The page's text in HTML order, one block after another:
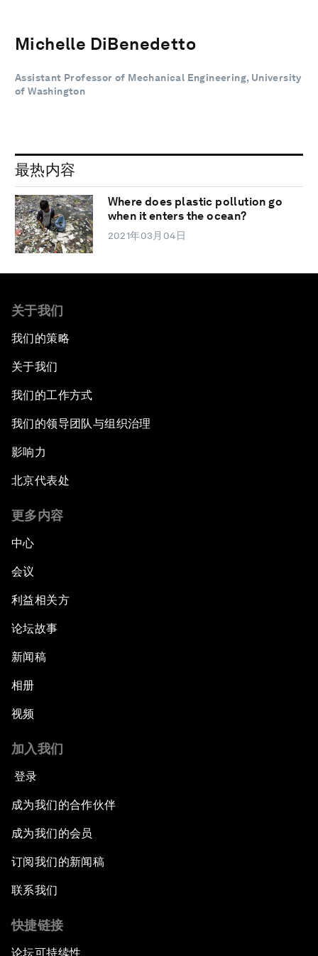
Michelle DiBenedetto
Assistant Professor of Mechanical Engineering, University
of Washington
最热内容
Where does plastic pollution go
when it enters the ocean?
2021年03月04日
关于我们
我们的策略
关于我们
我们的工作方式
我们的领导团队与组织治理
影响力
北京代表处
更多内容
中心
会议
利益相关方
论坛故事
新闻稿
相册
视频
加入我们
登录
成为我们的合作伙伴
成为我们的会员
订阅我们的新闻稿
联系我们
快捷链接
论坛可持续性